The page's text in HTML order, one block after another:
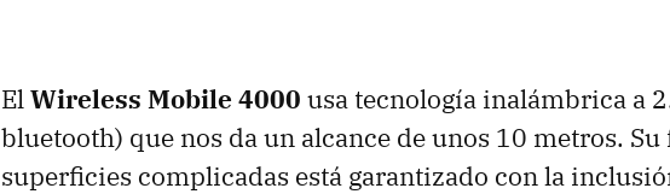
ElWireless Mobile 4000 usa tecnología inalámbrica a
bluetooth) que nos da un alcance de unos 10 metros.
superficies complicadas está garantizado con la